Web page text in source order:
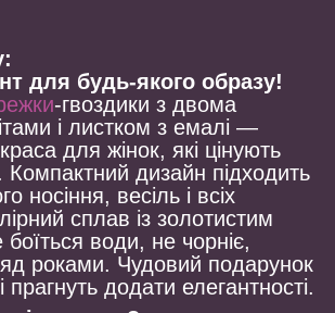
для будь-якого образу!
-гвоздики з двома
і листком з емалі —
для жінок, які цінують
Компактний дизайн підходить
носіння, весіль і всіх
сплав із золотистим
води, не чорніє,
роками. Чудовий подарунок
прагнуть додати елегантності.